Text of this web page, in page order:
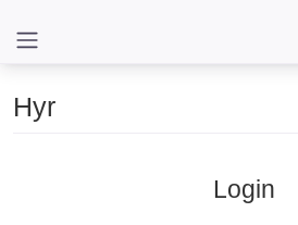
Hyr
Login